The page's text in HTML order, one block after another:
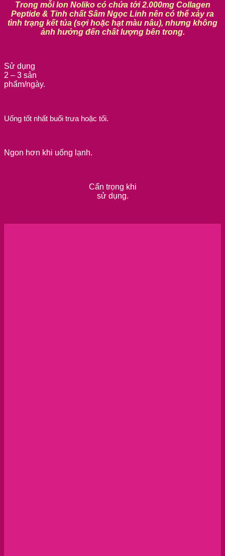
Trong mỗi lon Noliko có chứa tới 2.000mg Collagen
Peptide & Tinh chất Sâm Ngọc Linh nên có thể xảy ra
tình trạng kết tủa (sợi hoặc hạt màu nâu), nhưng không
ảnh hưởng đến chất lượng bên trong.
Sử dụng
2 – 3 sản
phẩm/ngày.
Uống tốt nhất buổi trưa hoặc tối.
Ngon hơn khi uống lạnh.
Cẩn trọng khi
sử dụng.